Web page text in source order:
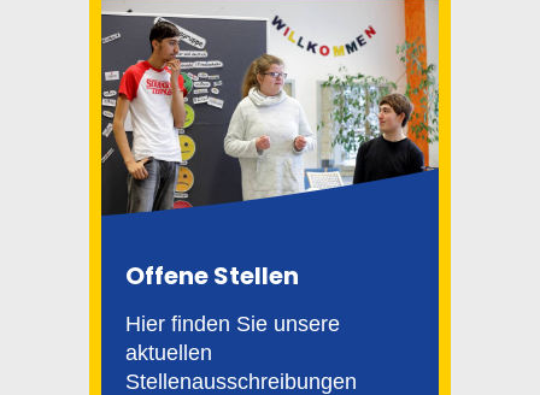
Offene Stellen
Hier finden Sie unsere
aktuellen
Stellenausschreibungen